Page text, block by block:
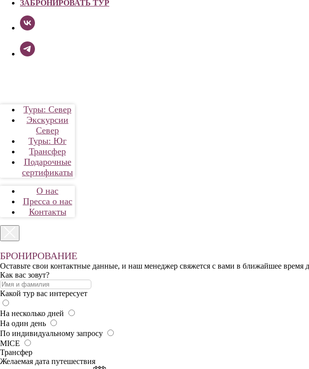
ЗАБРОНИРОВАТЬ ТУР
Туры: Север
Экскурсии
Север
Туры: Юг
Трансфер
Подарочные
сертификаты
О нас
Пресса о нас
Контакты
БРОНИРОВАНИЕ
Оставьте свои контактные данные, и наш менеджер свяжется с вами в ближайшее время
Как вас зовут?
Какой тур вас интересует
На несколько дней
На один день
По индивидуальному запросу
MICE
Трансфер
Желаемая дата путешествия